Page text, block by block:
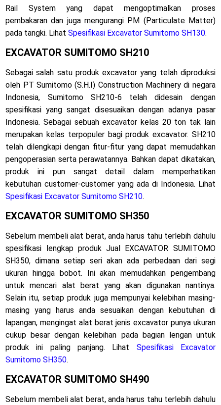
Rail System yang dapat mengoptimalkan proses
pembakaran dan juga mengurangi PM (Particulate Matter)
pada tangki. LihatSpesifikasi Excavator Sumitomo SH130.
EXCAVATOR SUMITOMO SH210
Sebagai salah satu produk excavator yang telah diproduksi
oleh PT Sumitomo (S.H.I) Construction Machinery di negara
Indonesia, Sumitomo SH210-6 telah didesain dengan
spesifikasi yang sangat disesuaikan dengan adanya pasar
Indonesia. Sebagai sebuah excavator kelas 20 ton tak lain
merupakan kelas terpopuler bagi produk excavator. SH210
telah dilengkapi dengan fitur-fitur yang dapat memudahkan
pengoperasian serta perawatannya. Bahkan dapat dikatakan,
produk ini pun sangat detail dalam memperhatikan
kebutuhan customer-customer yang ada di Indonesia. Lihat
Spesifikasi Excavator Sumitomo SH210.
EXCAVATOR SUMITOMO SH350
Sebelum membeli alat berat, anda harus tahu terlebih dahulu
spesifikasi lengkap produk Jual EXCAVATOR SUMITOMO
SH350, dimana setiap seri akan ada perbedaan dari segi
ukuran hingga bobot. Ini akan memudahkan pengembang
untuk mencari alat berat yang akan digunakan nantinya.
Selain itu, setiap produk juga mempunyai kelebihan masing-
masing yang harus anda sesuaikan dengan kebutuhan di
lapangan, mengingat alat berat jenis excavator punya ukuran
cukup besar dengan kelebihan pada bagian lengan untuk
produk ini paling panjang. Lihat Spesifikasi Excavator
Sumitomo SH350.
EXCAVATOR SUMITOMO SH490
Sebelum membeli alat berat, anda harus tahu terlebih dahulu